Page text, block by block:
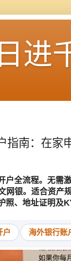
进
指南：在家
户全流程。无需
网银。适合资产
照、地址证明及
户 海外银行账